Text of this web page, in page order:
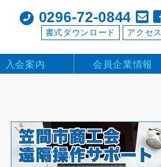
0296-72-0844
アクセス
書式ダウンロード
入会案内 会員企業情報